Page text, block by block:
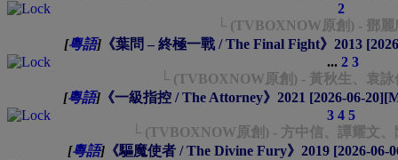
2
└ (TVBOXNOW原創) - 鄧
[粵語]《葉問 – 終極一戰 / The Final Fight》2013
... 2 3
└ (TVBOXNOW原創) - 黃秋生、袁
[粵語] 《一級指控 / The Attorney》2021 [2026-06-
3 4 5
└ (TVBOXNOW原創) - 方中信、譚耀文
[粵語] 《驅魔使者 / The Divine Fury》2019 [2026-